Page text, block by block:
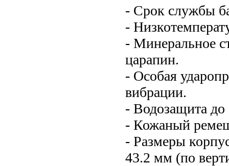
- Срок службы
-
- Минеральное
царапин.
- Особая
вибрации.
- Водозащита
- Кожаный
- Размеры
43.2 мм (по